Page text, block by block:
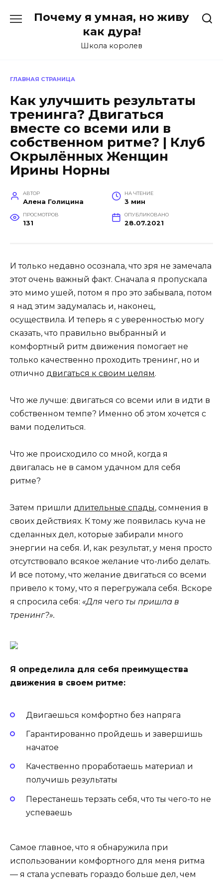
Почему я умная, но живу
как дура!
Школа королев
ГЛАВНАЯ СТРАНИЦА
Как улучшить результаты
тренинга? Двигаться
вместе со всеми или в
собственном ритме? | Клуб
Окрылённых Женщин
Ирины Норны
АВТОР
Алена Голицина
НА ЧТЕНИЕ
3 мин
ПРОСМОТРОВ
131
ОПУБЛИКОВАНО
28.07.2021
И только недавно осознала, что зря не замечала
этот очень важный факт. Сначала я пропускала
это мимо ушей, потом я про это забывала, потом
я над этим задумалась и, наконец,
осуществила. И теперь я с уверенностью могу
сказать, что правильно выбранный и
комфортный ритм движения помогает не
только качественно проходить тренинг, но и
отлично двигаться к своим целям.
Что же лучше: двигаться со всеми или в идти в
собственном темпе? Именно об этом хочется с
вами поделиться.
Что же происходило со мной, когда я
двигалась не в самом удачном для себя
ритме?
Затем пришли длительные спады, сомнения в
своих действиях. К тому же появилась куча не
сделанных дел, которые забирали много
энергии на себя. И, как результат, у меня просто
отсутствовало всякое желание что-либо делать.
И все потому, что желание двигаться со всеми
привело к тому, что я перегружала себя. Вскоре
я спросила себя: «Для чего ты пришла в
тренинг?».
Я определила для себя преимущества
движения в своем ритме:
​Двигаешься комфортно без напряга
Гарантированно пройдешь и завершишь
начатое
Качественно проработаешь материал и
получишь результаты
Перестанешь терзать себя, что ты чего-то не
успеваешь
Самое главное, что я обнаружила при
использовании комфортного для меня ритма
— я стала успевать гораздо больше дел, чем